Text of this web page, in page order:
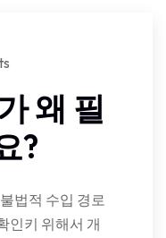
왜 필
?
법적 수입 경로
인키 위해서 개